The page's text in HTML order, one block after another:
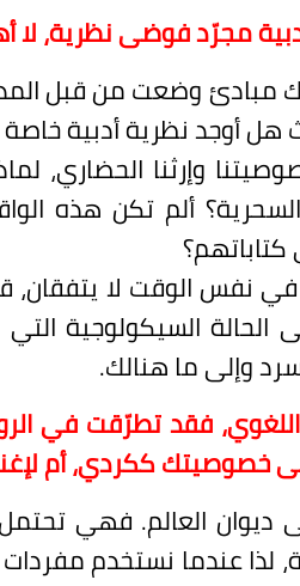
مجرّد فوضى نظرية،
مبادئ وضعت من قبل
هل أوجد نظرية أدبية
وإرثنا الحضاري،
السحرية؟ ألم تكن هذه
كتاباتهم؟
في نفس الوقت لا
السيكولوجية التي
وإلى ما هنالك.
فقد تطرّقت في
خصوصيتك ككردي، أم
ديوان العالم. فهي
لذا عندما نستخدم